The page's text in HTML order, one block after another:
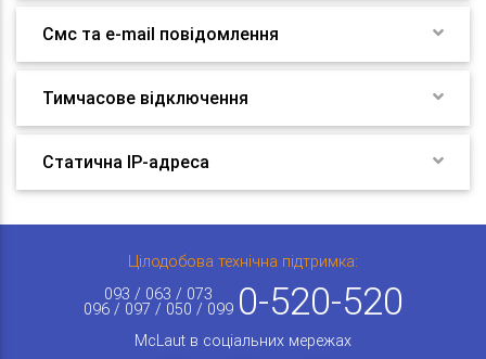
Смс та e-mail повідомлення
Тимчасове відключення
Статична IP-адреса
Цілодобова технічна підтримка:
093 / 063 / 073
096 / 097 / 050 / 099 0-520-520
McLaut в соціальних мережах